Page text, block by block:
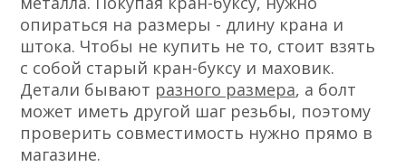
опираться на размеры - длину крана и
штока. Чтобы не купить не то, стоит взять
с собой старый кран-буксу и маховик.
Детали бывают разного размера, а болт
может иметь другой шаг резьбы, поэтому
проверить совместимость нужно прямо в
магазине.